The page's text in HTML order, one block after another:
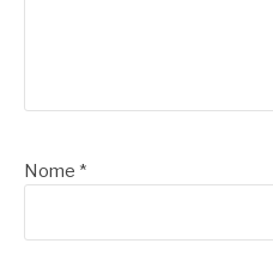
Nome *